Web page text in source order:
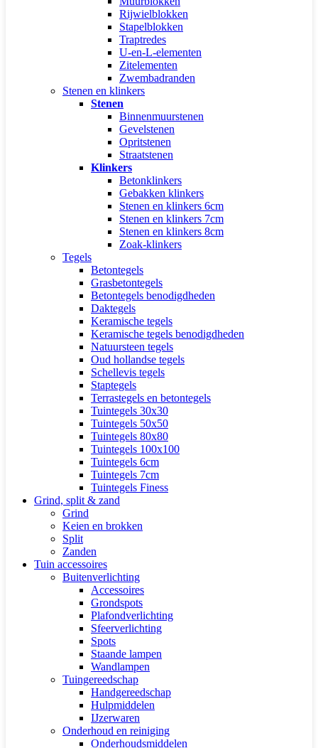
Rijwielblokken
Stapelblokken
Traptredes
U-en-L-elementen
Zitelementen
Zwembadranden
Stenen en klinkers
Stenen
Binnenmuurstenen
Gevelstenen
Opritstenen
Straatstenen
Klinkers
Betonklinkers
Gebakken klinkers
Stenen en klinkers 6cm
Stenen en klinkers 7cm
Stenen en klinkers 8cm
Zoak-klinkers
Tegels
Betontegels
Grasbetontegels
Betontegels benodigdheden
Daktegels
Keramische tegels
Keramische tegels benodigdheden
Natuursteen tegels
Oud hollandse tegels
Schellevis tegels
Staptegels
Terrastegels en betontegels
Tuintegels 30x30
Tuintegels 50x50
Tuintegels 80x80
Tuintegels 100x100
Tuintegels 6cm
Tuintegels 7cm
Tuintegels Finess
Grind, split & zand
Grind
Keien en brokken
Split
Zanden
Tuin accessoires
Buitenverlichting
Accessoires
Grondspots
Plafondverlichting
Sfeerverlichting
Spots
Staande lampen
Wandlampen
Tuingereedschap
Handgereedschap
Hulpmiddelen
IJzerwaren
Onderhoud en reiniging
Onderhoudsmiddelen